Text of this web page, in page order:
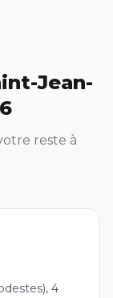
Jean-
reste à
4